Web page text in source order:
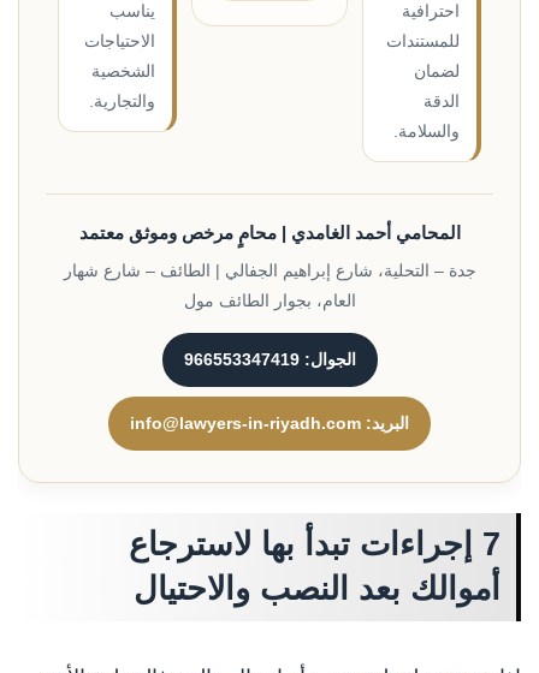
احترافية
للمستندات
لضمان
الدقة
والسلامة.
يناسب
الاحتياجات
الشخصية
والتجارية.
المحامي أحمد الغامدي | محامٍ مرخص وموثق معتمد
جدة – التحلية، شارع إبراهيم الجفالي | الطائف – شارع شهار
العام، بجوار الطائف مول
الجوال: 966553347419
البريد: info@lawyers-in-riyadh.com
7 إجراءات تبدأ بها لاسترجاع
أموالك بعد النصب والاحتيال